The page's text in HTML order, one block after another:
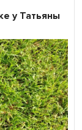
у Татьяны